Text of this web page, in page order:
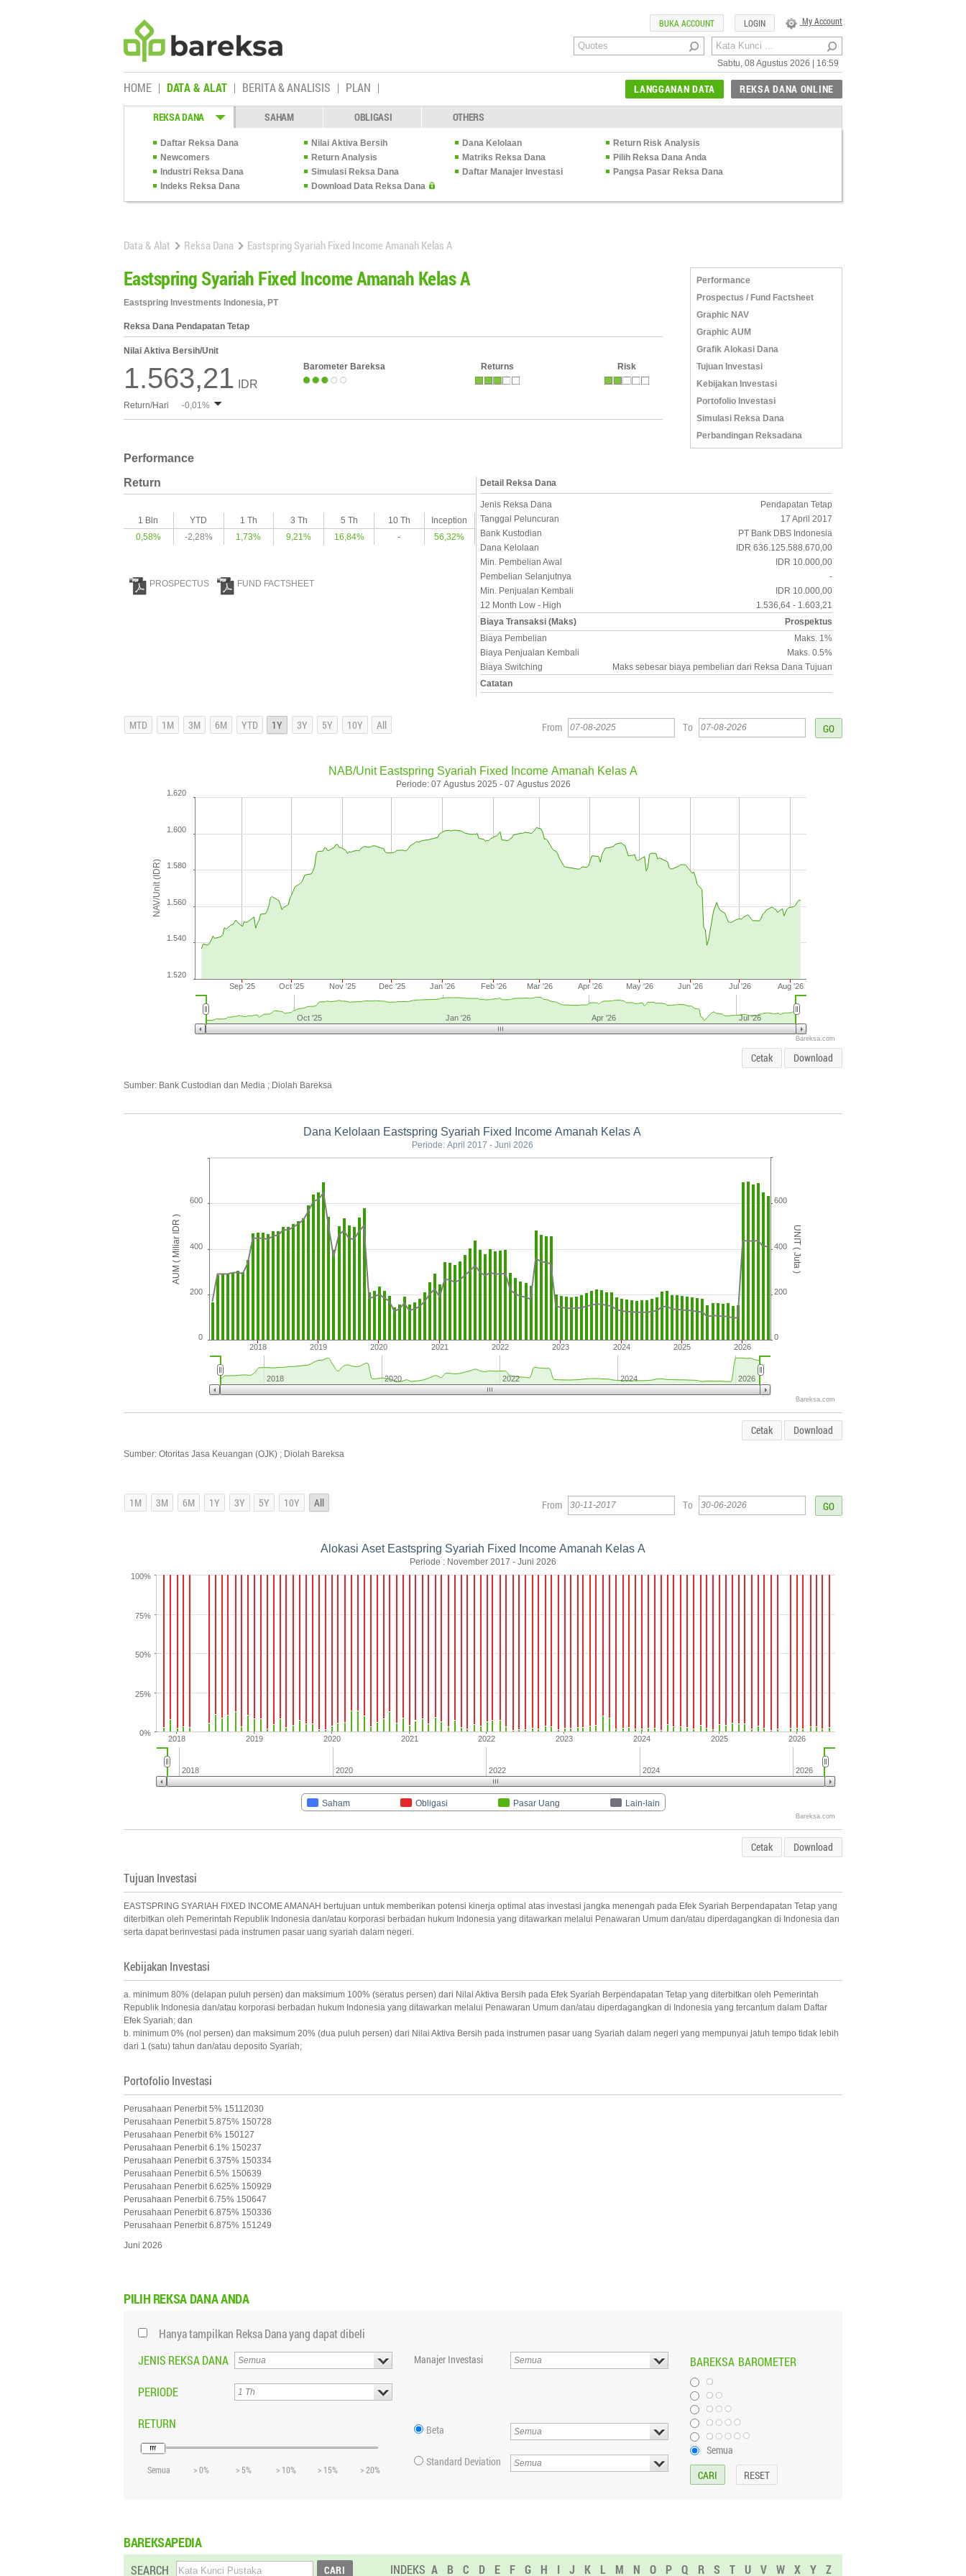
Sabtu, 08 Agustus 2026 | 16:59
My Account
LOGIN
BUKA ACCOUNT
HOME DATA & ALAT BERITA & ANALISIS PLAN REKSA DANA ONLINE
LANGGANAN DATA
REKSA DANA SAHAM OBLIGASI OTHERS
Daftar Reksa Dana Nilai Aktiva Bersih Dana Kelolaan
Return Risk Analysis
Newcomers
Return Analysis Matriks Reksa Dana
Pilih Reksa Dana Anda
Industri Reksa Dana
Simulasi Reksa Dana Daftar Manajer Investasi
Pangsa Pasar Reksa Dana
Indeks Reksa Dana
Download Data Reksa Dana
Data & Alat Reksa Dana Eastspring Syariah Fixed Income Amanah Kelas A
Eastspring Syariah Fixed Income Amanah Kelas A
Eastspring Investments Indonesia, PT
Reksa Dana Pendapatan Tetap
Nilai Aktiva Bersih/Unit
1.563,21 IDR
Barometer Bareksa Returns Risk
Return/Hari -0,01%
Performance
Prospectus / Fund Factsheet
Graphic NAV
Graphic AUM
Grafik Alokasi Dana
Tujuan Investasi
Kebijakan Investasi
Portofolio Investasi
Simulasi Reksa Dana
Perbandingan Reksadana
Performance
Return
1 Bln YTD 1 Th 3 Th 5 Th 10 Th
Inception
0,58%
-2,28% 1,73% 9,21% 16,84% - 56,32%
PROSPECTUS FUND FACTSHEET
Detail Reksa Dana
Jenis Reksa Dana
Pendapatan Tetap
Tanggal Peluncuran
17 April 2017
Bank Kustodian
PT Bank DBS Indonesia
Dana Kelolaan
IDR 636.125.588.670,00
Min. Pembelian Awal
IDR 10.000,00
Pembelian Selanjutnya
-
Min. Penjualan Kembali
IDR 10.000,00
12 Month Low - High
1.536,64 - 1.603,21
Biaya Transaksi (Maks)
Prospektus
Biaya Pembelian
Maks. 1%
Biaya Penjualan Kembali
Maks. 0.5%
Biaya Switching
Maks sebesar biaya pembelian dari Reksa Dana Tujuan
Catatan
From To
NAV/Unit (IDR)
NAB/Unit Eastspring Syariah Fixed Income Amanah Kelas A
Periode: 07 Agustus 2025 - 07 Agustus 2026
Sep '25 Oct '25 Nov '25 Dec '25 Jan '26 Feb '26 Mar '26 Apr '26 May '26 Jun '26 Jul '26 Aug '26
1.540
1.560
1.580
1.600
1.520
1.620
Oct '25 Jan '26 Apr '26 Jul '26
Bareksa.com
Cetak Download
Sumber: Bank Custodian dan Media ; Diolah Bareksa
AUM ( Miliar IDR ) UNIT ( Juta )
Dana Kelolaan Eastspring Syariah Fixed Income Amanah Kelas A
Periode: April 2017 - Juni 2026
2018 2019 2020 2021 2022 2023 2024 2025 2026
0
200
400
600
0
200
400
600
2018 2020 2022 2024 2026
Bareksa.com
Cetak Download
Sumber: Otoritas Jasa Keuangan (OJK) ; Diolah Bareksa
From To
Alokasi Aset Eastspring Syariah Fixed Income Amanah Kelas A
Periode : November 2017 - Juni 2026
Saham Obligasi Pasar Uang Lain-lain
2018 2019 2020 2021 2022 2023 2024 2025 2026
0%
25%
50%
75%
100%
2018 2020 2022 2024 2026
Bareksa.com
Cetak Download
Tujuan Investasi
EASTSPRING SYARIAH FIXED INCOME AMANAH bertujuan untuk memberikan potensi kinerja optimal atas investasi jangka menengah pada Efek Syariah Berpendapatan Tetap yang
diterbitkan oleh Pemerintah Republik Indonesia dan/atau korporasi berbadan hukum Indonesia yang ditawarkan melalui Penawaran Umum dan/atau diperdagangkan di Indonesia dan
serta dapat berinvestasi pada instrumen pasar uang syariah dalam negeri.
Kebijakan Investasi
a. minimum 80% (delapan puluh persen) dan maksimum 100% (seratus persen) dari Nilai Aktiva Bersih pada Efek Syariah Berpendapatan Tetap yang diterbitkan oleh Pemerintah
Republik Indonesia dan/atau korporasi berbadan hukum Indonesia yang ditawarkan melalui Penawaran Umum dan/atau diperdagangkan di Indonesia yang tercantum dalam Daftar
Efek Syariah; dan
b. minimum 0% (nol persen) dan maksimum 20% (dua puluh persen) dari Nilai Aktiva Bersih pada instrumen pasar uang Syariah dalam negeri yang mempunyai jatuh tempo tidak lebih
dari 1 (satu) tahun dan/atau deposito Syariah;
Portofolio Investasi
Perusahaan Penerbit 5% 15112030
Perusahaan Penerbit 5.875% 150728
Perusahaan Penerbit 6% 150127
Perusahaan Penerbit 6.1% 150237
Perusahaan Penerbit 6.375% 150334
Perusahaan Penerbit 6.5% 150639
Perusahaan Penerbit 6.625% 150929
Perusahaan Penerbit 6.75% 150647
Perusahaan Penerbit 6.875% 150336
Perusahaan Penerbit 6.875% 151249
Juni 2026
PILIH REKSA DANA ANDA
Hanya tampilkan Reksa Dana yang dapat dibeli
JENIS REKSA DANA
PERIODE
RETURN
Semua > 0% > 5% > 10% > 15% > 20%
Manajer Investasi
Beta
Standard Deviation
BAREKSA BAROMETER
Semua
BAREKSAPEDIA
SEARCH INDEKS A B C D E F G H I J K L M N O P Q R S T U V W X Y Z